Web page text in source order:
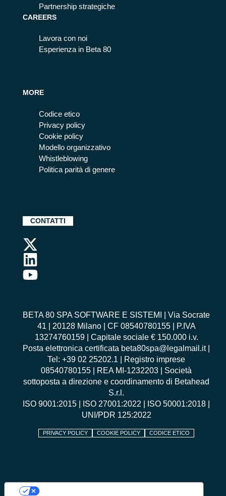
Partnership strategiche
CAREERS
Lavora con noi
Esperienza in Beta 80
MORE
Codice etico
Privacy policy
Cookie policy
Modello organizzativo
Whistleblowing
Politica parità di genere
CONTATTI
BETA 80 SPA SOFTWARE E SISTEMI | Via Socrate
41 | 20128 Milano | CF 08540780155 | P.IVA
13274760159 | Capitale sociale € 150.000 i.v.
Posta elettronica certificata beta80spa@legalmail.it |
Tel: +39 02 25202.1 | Registro imprese
08540780155 | REA MI-1232203 | Società
sottoposta a direzione e coordinamento di Betahead
S.r.l.
ISO 9001:2015
ISO 27001:2022 ISO 50001:2018
UNI/PDR 125:2022
PRIVACY POLICY COOKIE POLICY CODICE ETICO
Le tue preferenze relative alla privacy